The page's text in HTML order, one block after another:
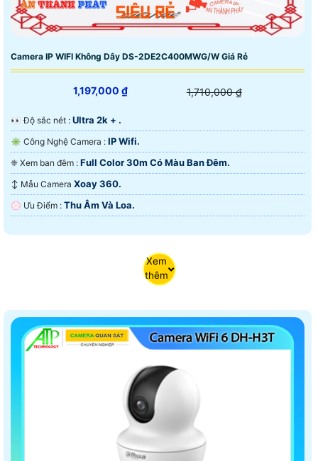
Camera IP WIFI Không Dây DS-2DE2C400MWG/W Giá Rẻ
1,197,000 ₫ 1,710,000 ₫
️👀 Độ sắc nét : Ultra 2k + .
✳️ Công Nghệ Camera : IP Wifi.
❈ Xem ban đêm : Full Color 30m Có Màu Ban Ðêm.
↕️ Mẫu Camera Xoay 360.
️💮 Ưu Điểm : Thu Âm Và Loa.
Xem
thêm